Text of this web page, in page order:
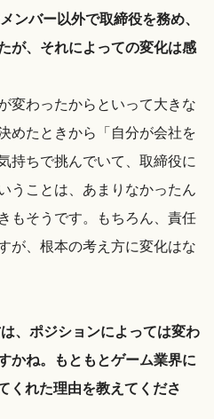
ンバー以外で取締役を務め、
が、それによっての変化は感
変わったからといって大きな
めたときから「自分が会社を
持ちで挑んでいて、取締役に
うことは、あまりなかったん
もそうです。もちろん、責任
が、根本の考え方に変化はな
、ポジションによっては変わ
かね。もともとゲーム業界に
くれた理由を教えてくださ